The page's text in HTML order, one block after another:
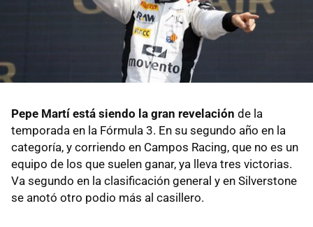
Pepe Martí está siendo la gran revelación de la
temporada en la Fórmula 3. En su segundo año en la
categoría, y corriendo en Campos Racing, que no es un
equipo de los que suelen ganar, ya lleva tres victorias.
Va segundo en la clasificación general y en Silverstone
se anotó otro podio más al casillero.